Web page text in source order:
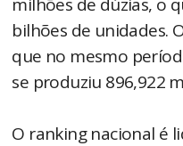
bilhões de unidades.
que no mesmo
se produziu 896,922
O ranking nacional é